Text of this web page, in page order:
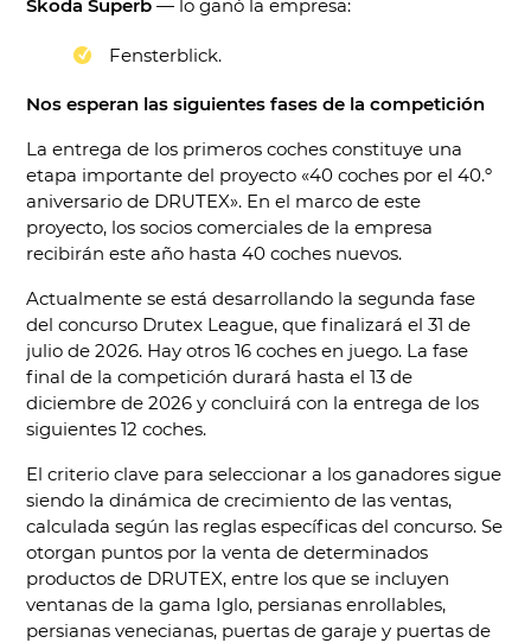
Skoda Superb — lo ganó la empresa:
Fensterblick.
Nos esperan las siguientes fases de la competición
La entrega de los primeros coches constituye una
etapa importante del proyecto «40 coches por el 40.º
aniversario de DRUTEX». En el marco de este
proyecto, los socios comerciales de la empresa
recibirán este año hasta 40 coches nuevos.
Actualmente se está desarrollando la segunda fase
del concurso Drutex League, que finalizará el 31 de
julio de 2026. Hay otros 16 coches en juego. La fase
final de la competición durará hasta el 13 de
diciembre de 2026 y concluirá con la entrega de los
siguientes 12 coches.
El criterio clave para seleccionar a los ganadores sigue
siendo la dinámica de crecimiento de las ventas,
calculada según las reglas específicas del concurso. Se
otorgan puntos por la venta de determinados
productos de DRUTEX, entre los que se incluyen
ventanas de la gama Iglo, persianas enrollables,
persianas venecianas, puertas de garaje y puertas de